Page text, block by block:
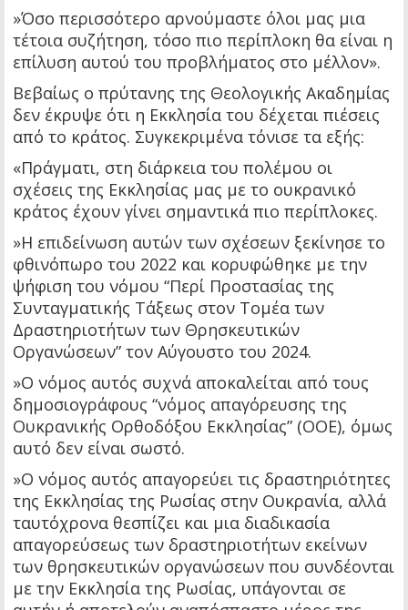
»Όσο περισσότερο αρνούμαστε όλοι μας μια
τέτοια συζήτηση, τόσο πιο περίπλοκη θα είναι η
επίλυση αυτού του προβλήματος στο μέλλον».
Βεβαίως ο πρύτανης της Θεολογικής Ακαδημίας
δεν έκρυψε ότι η Εκκλησία του δέχεται πιέσεις
από το κράτος. Συγκεκριμένα τόνισε τα εξής:
«Πράγματι, στη διάρκεια του πολέμου οι
σχέσεις της Εκκλησίας μας με το ουκρανικό
κράτος έχουν γίνει σημαντικά πιο περίπλοκες.
»Η επιδείνωση αυτών των σχέσεων ξεκίνησε το
φθινόπωρο του 2022 και κορυφώθηκε με την
ψήφιση του νόμου “Περί Προστασίας της
Συνταγματικής Τάξεως στον Τομέα των
Δραστηριοτήτων των Θρησκευτικών
Οργανώσεων” τον Αύγουστο του 2024.
»Ο νόμος αυτός συχνά αποκαλείται από τους
δημοσιογράφους “νόμος απαγόρευσης της
Ουκρανικής Ορθοδόξου Εκκλησίας” (ΟΟΕ), όμως
αυτό δεν είναι σωστό.
»Ο νόμος αυτός απαγορεύει τις δραστηριότητες
της Εκκλησίας της Ρωσίας στην Ουκρανία, αλλά
ταυτόχρονα θεσπίζει και μια διαδικασία
απαγορεύσεως των δραστηριοτήτων εκείνων
των θρησκευτικών οργανώσεων που συνδέονται
με την Εκκλησία της Ρωσίας, υπάγονται σε